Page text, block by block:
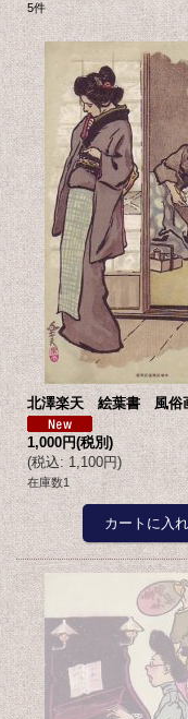
5件
北澤楽天 絵葉書 風
1,000円(税別)
(税込: 1,100円)
在庫数1